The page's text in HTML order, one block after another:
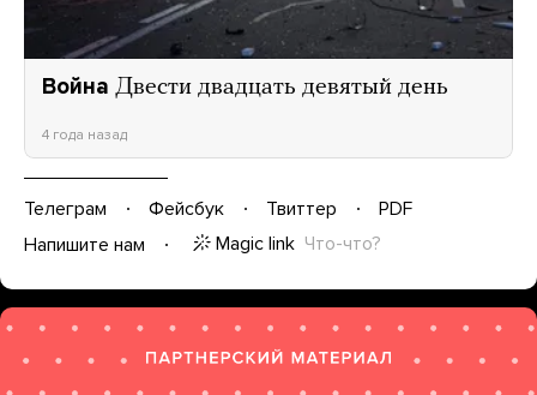
Война Двести двадцать девятый день
4 года назад
Телеграм Фейсбук Твиттер
PDF
Напишите нам
Magic link Что-что?